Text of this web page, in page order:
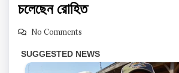
চলেছেন রোহিত
No Comments